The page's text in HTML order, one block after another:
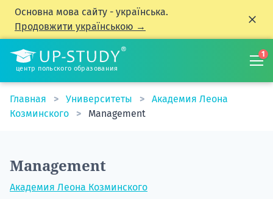
Основна мова сайту - українська.
Продовжити українською →
центр польского образования
1
Главная Университеты
Академия Леона
Козминского
Management
Management
Академия Леона Козминского